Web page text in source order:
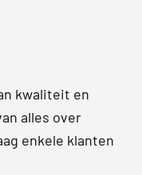
kwaliteit en
alles over
enkele klanten